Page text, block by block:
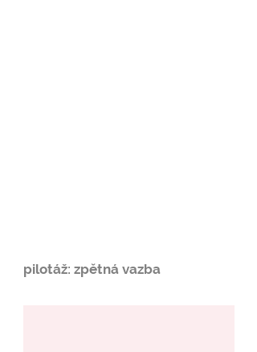
pilotáž: zpětná vazba